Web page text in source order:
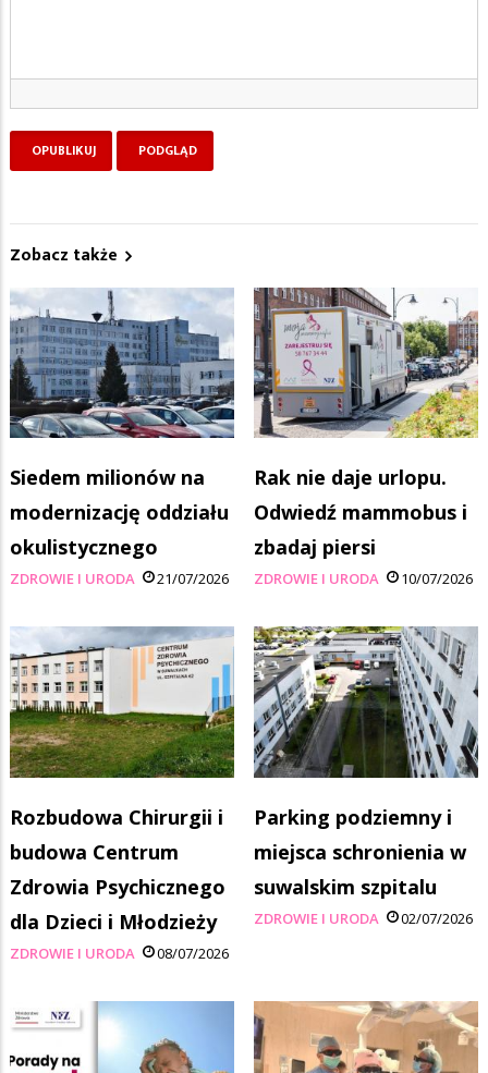
Zobacz także
Siedem milionów na
modernizację oddziału
okulistycznego
ZDROWIE I URODA 21/07/2026
Rak nie daje urlopu.
Odwiedź mammobus i
zbadaj piersi
ZDROWIE I URODA 10/07/2026
Rozbudowa Chirurgii i
budowa Centrum
Zdrowia Psychicznego
dla Dzieci i Młodzieży
ZDROWIE I URODA 08/07/2026
Parking podziemny i
miejsca schronienia w
suwalskim szpitalu
ZDROWIE I URODA 02/07/2026